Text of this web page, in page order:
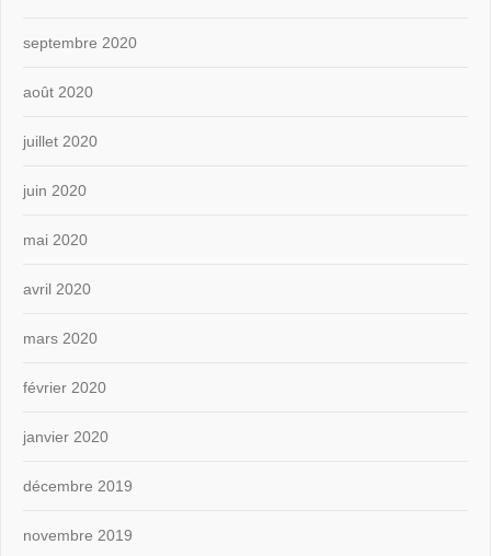
septembre 2020
août 2020
juillet 2020
juin 2020
mai 2020
avril 2020
mars 2020
février 2020
janvier 2020
décembre 2019
novembre 2019